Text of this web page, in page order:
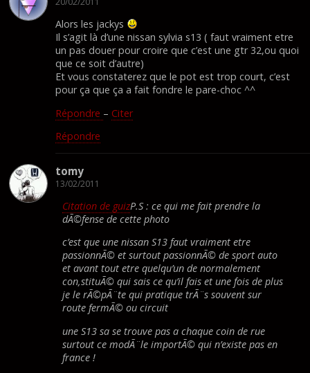
Alors les jackys
Il s’agit là d’une nissan sylvia s13 ( faut vraiment etre
un pas douer pour croire que c’est une gtr 32,ou quoi
que ce soit d’autre)
Et vous constaterez que le pot est trop court, c’est
pour ça que ça a fait fondre le pare-choc ^^
Répondre – Citer
Répondre
tomy
13/02/2011
Citation de guizP.S : ce qui me fait prendre la
dÃ©fense de cette photo
c’est que une nissan S13 faut vraiment etre
passionnÃ© et surtout passionnÃ© de sport auto
et avant tout etre quelqu’un de normalement
con,stituÃ© qui sais ce qu’il fais et une fois de plus
je le rÃ©pÃ¨te qui pratique trÃ¨s souvent sur
route fermÃ© ou circuit
une S13 sa se trouve pas a chaque coin de rue
surtout ce modÃ¨le importÃ© qui n’existe pas en
france !